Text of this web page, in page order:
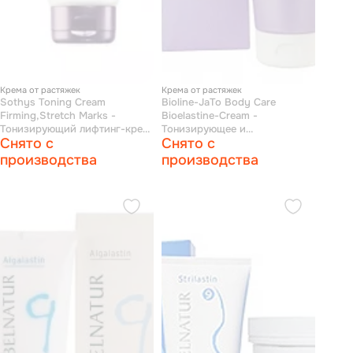
Крема от растяжек
Sothys Toning Cream
Firming,Stretch Marks -
Тонизирующий лифтинг-крем
200 мл
Снято с
производства
Крема от растяжек
Bioline-JaTo Body Care
Bioelastine-Cream -
Тонизирующее и
увлажняющее средство от
растяжек 200 мл
Снято с
производства